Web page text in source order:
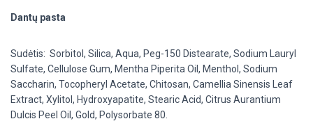
Dantų pasta
Sudėtis: Sorbitol, Silica, Aqua, Peg-150 Distearate, Sodium Lauryl
Sulfate, Cellulose Gum, Mentha Piperita Oil, Menthol, Sodium
Saccharin, Tocopheryl Acetate, Chitosan, Camellia Sinensis Leaf
Extract, Xylitol, Hydroxyapatite, Stearic Acid, Citrus Aurantium
Dulcis Peel Oil, Gold, Polysorbate 80.